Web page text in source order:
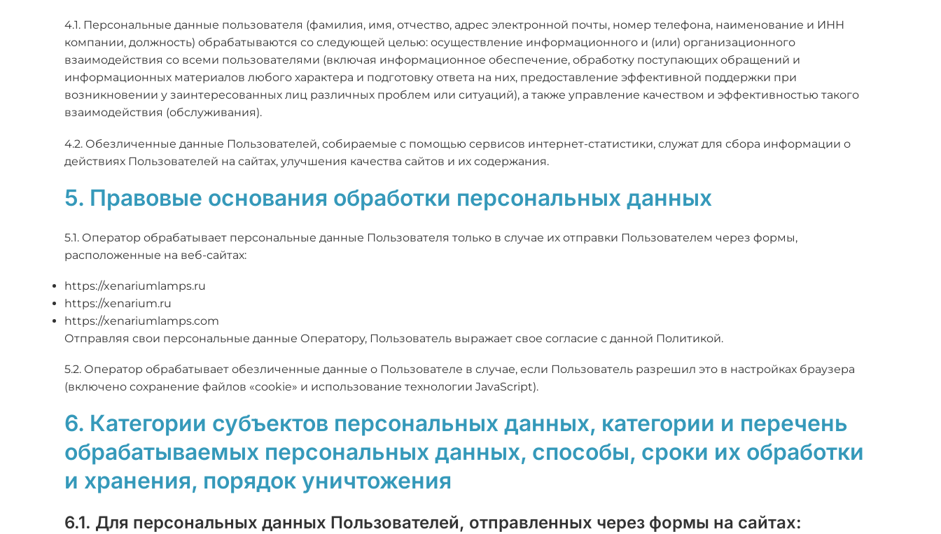
4.1. Персональные данные пользователя (фамилия, имя, отчество, адрес электронной почты, номер телефона, наименование и ИНН
компании, должность) обрабатываются со следующей целью: осуществление информационного и (или) организационного
взаимодействия со всеми пользователями (включая информационное обеспечение, обработку поступающих обращений и
информационных материалов любого характера и подготовку ответа на них, предоставление эффективной поддержки при
возникновении у заинтересованных лиц различных проблем или ситуаций), а также управление качеством и эффективностью такого
взаимодействия (обслуживания).
4.2. Обезличенные данные Пользователей, собираемые с помощью сервисов интернет-статистики, служат для сбора информации о
действиях Пользователей на сайтах, улучшения качества сайтов и их содержания.
5. Правовые основания обработки персональных данных
5.1. Оператор обрабатывает персональные данные Пользователя только в случае их отправки Пользователем через формы,
расположенные на веб-сайтах:
https://xenariumlamps.ru
https://xenarium.ru
https://xenariumlamps.com
Отправляя свои персональные данные Оператору, Пользователь выражает свое согласие с данной Политикой.
5.2. Оператор обрабатывает обезличенные данные о Пользователе в случае, если Пользователь разрешил это в настройках браузера
(включено сохранение файлов «cookie» и использование технологии JavaScript).
6. Категории субъектов персональных данных, категории и перечень
обрабатываемых персональных данных, способы, сроки их обработки
и хранения, порядок уничтожения
6.1. Для персональных данных Пользователей, отправленных через формы на сайтах: